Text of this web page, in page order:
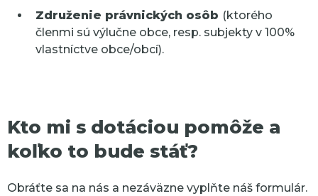
Združenie právnických osôb (ktorého
členmi sú výlučne obce, resp. subjekty v 100%
vlastníctve obce/obcí).
Kto mi s dotáciou pomôže a
koľko to bude stáť?
Obráťte sa na nás a nezáväzne vyplňte náš formulár.